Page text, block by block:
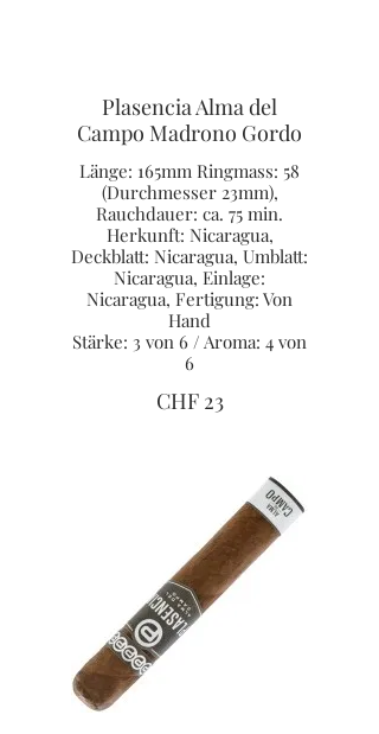
Plasencia Alma del
Campo Madrono Gordo
Länge: 165mm Ringmass: 58
(Durchmesser 23mm),
Rauchdauer: ca. 75 min.
Herkunft: Nicaragua,
Deckblatt: Nicaragua, Umblatt:
Nicaragua, Einlage:
Nicaragua, Fertigung: Von
Hand
Stärke: 3 von 6 / Aroma: 4 von
6
CHF 23